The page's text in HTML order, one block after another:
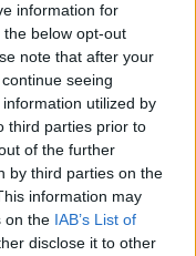
information for
below opt-out
note that after your
seeing
utilized by
third parties prior to
of the further
by third parties on the
information may
on the IAB’s List of
disclose it to other
Larsson και η
γράφουν
με το νέο pop
«Talk to me,